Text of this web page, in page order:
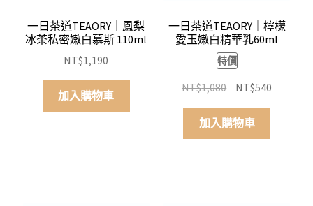
一日茶道TEAORY｜鳳梨
冰茶私密嫩白慕斯 110ml
NT$1,190
加入購物車
一日茶道TEAORY｜檸檬
愛玉嫩白精華乳60ml
特價
NT$1,080
原
始
價
格：
NT$540
加入購物車